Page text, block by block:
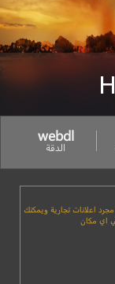
webdl
الدقة
اعلانات تجارية ويمكنك
اي مكان